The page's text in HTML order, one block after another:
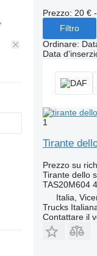
Prezzo: 20 €
Filtro
Ordinare:
Data
1
Tirante
Prezzo su
Tirante dello
TAS20M604
Italia,
Trucks
Contattare il